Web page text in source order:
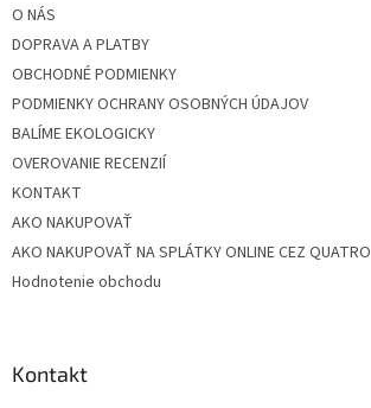
O NÁS
DOPRAVA A PLATBY
OBCHODNÉ PODMIENKY
PODMIENKY OCHRANY OSOBNÝCH ÚDAJOV
BALÍME EKOLOGICKY
OVEROVANIE RECENZIÍ
KONTAKT
AKO NAKUPOVAŤ
AKO NAKUPOVAŤ NA SPLÁTKY ONLINE CEZ QUATRO
Hodnotenie obchodu
Kontakt